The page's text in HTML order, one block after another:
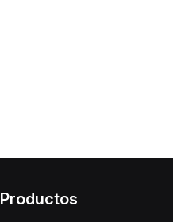
Productos